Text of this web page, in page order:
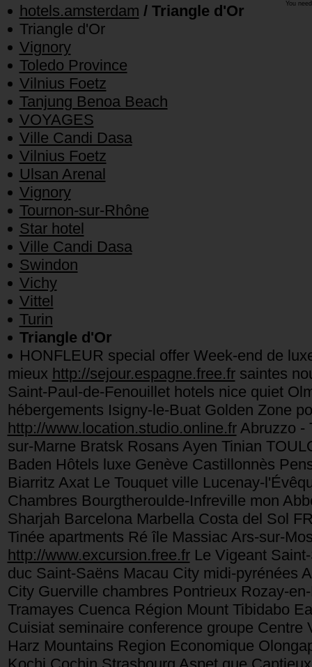
You
hotels.amsterdam / Triangle d'Or
Triangle d'Or
Vignory
Toledo Province
Vilnius Foetz
Tanjung Benoa Beach
VOYAGES
Ville Candi Dasa
Vilnius Foetz
Ulsan Arenal
Vignory
Tournon-sur-Rhône
Star hotel
Ville Candi Dasa
Swindon
Vichy
Vittel
Turin
Triangle d'Or
HONFLEUR special offer Week-end de
mieux http://sejour.espagne.free.frsaintes
Saint-Paul-de-Fenouillet hotels nice quiet
hébergements Isigny-le-Buat Golden Zone
http://www.location.studio.online.frAbruzzo -
sur-Marne Bratsk Rosans Ayen Tinian
Baden Hôtels luxe Genève Castillonnès
Biarritz Axat Le Touquet ville Lucenay-
Chambres Bourgtheroulde-Infreville mon
Sharjah Barcelona Marbella Costa del Sol
Tinée apartments Ré île Massiac Ars-sur-
http://www.excursion.free.frLe Vigeant
duc Saint-Saëns Macau City midi-pyrénées
City Guerville chambres Pontrieux Rozay-
Tramayes Cuenca Région Mount Tibidabo
Cuisiat seminaire conference groupe
Harz Mountains Region Economique